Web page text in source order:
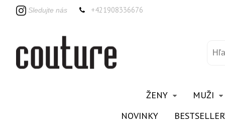
Sledujte nás +421908336676
ŽENY
MUŽI
NOVINKY